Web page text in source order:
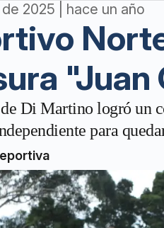
2025 | hace un año
"Juan
Di Martino logró un
para